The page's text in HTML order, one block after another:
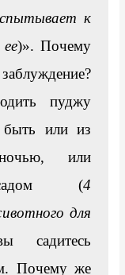
к
)». Почему
пуджу
или из
или
(4
для
садитесь
Почему же